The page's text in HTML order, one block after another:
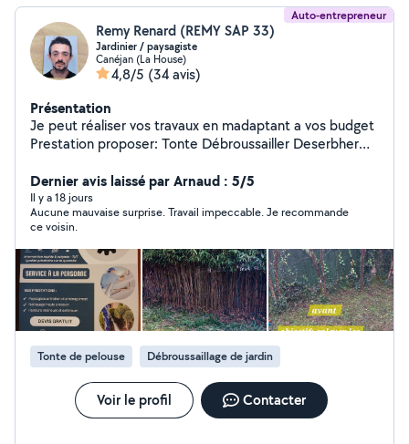
Auto-entrepreneur
Remy Renard (REMY SAP 33)
Jardinier / paysagiste
Canéjan (La House)
4,8/5 (34 avis)
Présentation
Je peut réaliser vos travaux en madaptant a vos budget
Prestation proposer: Tonte Débroussailler Deserbher
Création : Massif Allee Terrasse Autre prestation sur
demande
Dernier avis laissé par Arnaud : 5/5
Il y a 18 jours
Aucune mauvaise surprise. Travail impeccable. Je recommande
ce voisin.
Tonte de pelouse Débroussaillage de jardin
Voir le profil Contacter